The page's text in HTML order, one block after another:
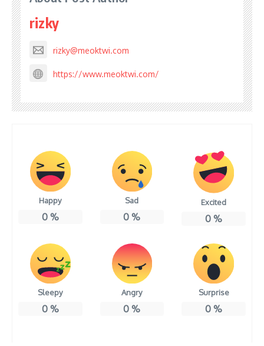
rizky
rizky@meoktwi.com
https://www.meoktwi.com/
Happy
0%
Sad
0 %
Excited
0 %
Sleepy
0%
Angry
0 %
Surprise
0 %